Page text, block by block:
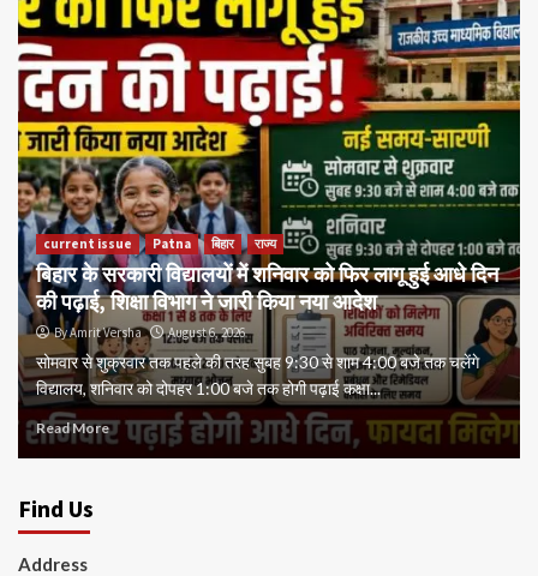
current issue Patna बिहार राज्य
बिहार के सरकारी विद्यालयों में शनिवार को फिर लागू हुई आधे दिन
की पढ़ाई, शिक्षा विभाग ने जारी किया नया आदेश
By Amrit Versha August 6, 2026
सोमवार से शुक्रवार तक पहले की तरह सुबह 9:30 से शाम 4:00 बजे तक चलेंगे
विद्यालय, शनिवार को दोपहर 1:00 बजे तक होगी पढ़ाई कक्षा...
Read More
Find Us
Address